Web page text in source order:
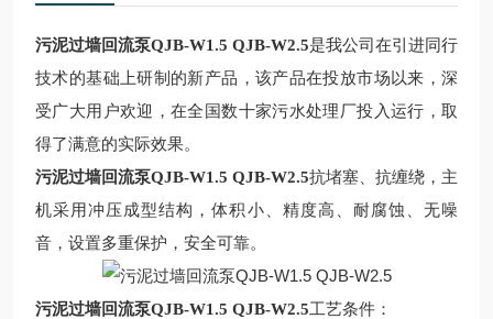
污泥过墙回流泵QJB-W1.5 QJB-W2.5是我公司在引进同行
技术的基础上研制的新产品，该产品在投放市场以来，深
受广大用户欢迎，在全国数十家污水处理厂投入运行，取
得了满意的实际效果。
污泥过墙回流泵QJB-W1.5 QJB-W2.5抗堵塞、抗缠绕，主
机采用冲压成型结构，体积小、精度高、耐腐蚀、无噪
音，设置多重保护，安全可靠。
污泥过墙回流泵QJB-W1.5 QJB-W2.5工艺条件 ：